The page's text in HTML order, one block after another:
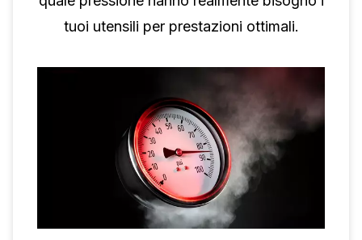
tuoi utensili per prestazioni ottimali.